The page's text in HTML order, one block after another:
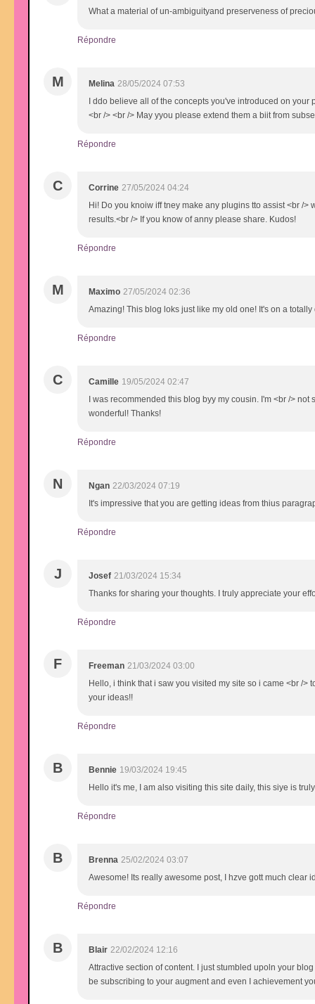
What a material of un-ambiguityand preserveness of
Répondre
M Melina 28/05/2024 07:53
I ddo believe all of the concepts you've introduced on your
<br /> <br /> May yyou please extend them a biit from
Répondre
C Corrine 27/05/2024 04:24
Hi! Do you knoiw iff tney make any plugins tto assist <br /
results.<br /> If you know of anny please share. Kudos!
Répondre
M Maximo 27/05/2024 02:36
Amazing! This blog loks just like my old one! It's on a
Répondre
C Camille 19/05/2024 02:47
I was recommended this blog byy my cousin. I'm <br />
wonderful! Thanks!
Répondre
N Ngan 22/03/2024 07:19
It's impressive that you are getting ideas from thius
Répondre
J Josef 21/03/2024 15:34
Thanks for sharing your thoughts. I truly appreciate your
Répondre
F Freeman 21/03/2024 03:00
Hello, i think that i saw you visited my site so i came <br />
your ideas!!
Répondre
B Bennie 19/03/2024 19:45
Hello it's me, I am also visiting this site daily, this siye is
Répondre
B Brenna 25/02/2024 03:07
Awesome! Its really awesome post, I hzve gott much clear
Répondre
B Blair 22/02/2024 12:16
Attractive section of content. I just stumbled upoln your
be subscribing to your augment and even I achievement